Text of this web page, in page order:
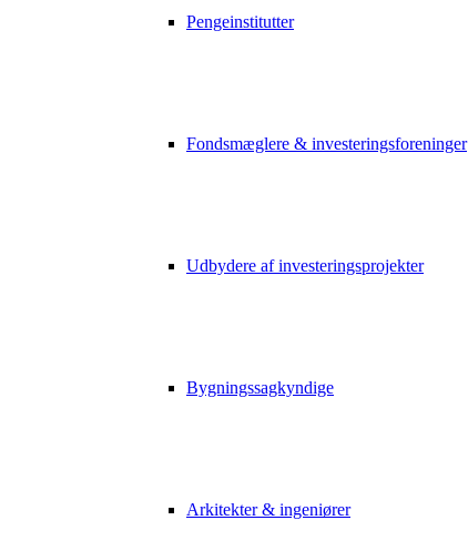
Pengeinstitutter
Fondsmæglere & investeringsforeninger
Udbydere af investeringsprojekter
Bygningssagkyndige
Arkitekter & ingeniører